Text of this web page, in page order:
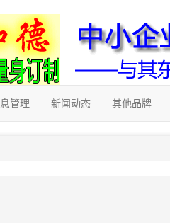
管理 新闻动态 其他品牌